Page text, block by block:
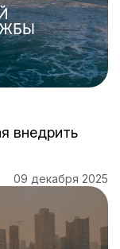
внедрить
09 декабря 2025